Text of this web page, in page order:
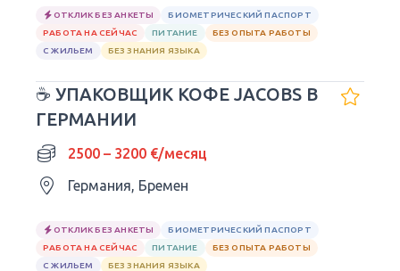
ОТКЛИК БЕЗ АНКЕТЫ
БИОМЕТРИЧЕСКИЙ ПАСПОРТ
РАБОТА НА СЕЙЧАС
ПИТАНИЕ
БЕЗ ОПЫТА РАБОТЫ
С ЖИЛЬЕМ
БЕЗ ЗНАНИЯ ЯЗЫКА
☕ УПАКОВЩИК КОФЕ JACOBS В
ГЕРМАНИИ
2500 – 3200 €/месяц
Германия, Бремен
ОТКЛИК БЕЗ АНКЕТЫ
БИОМЕТРИЧЕСКИЙ ПАСПОРТ
РАБОТА НА СЕЙЧАС
ПИТАНИЕ
БЕЗ ОПЫТА РАБОТЫ
С ЖИЛЬЕМ
БЕЗ ЗНАНИЯ ЯЗЫКА